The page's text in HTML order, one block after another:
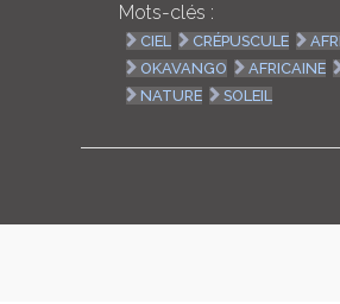
Mots-clés :
CIEL CRÉPUSCULE
OKAVANGO
AFRICAINE
NATURE
SOLEIL